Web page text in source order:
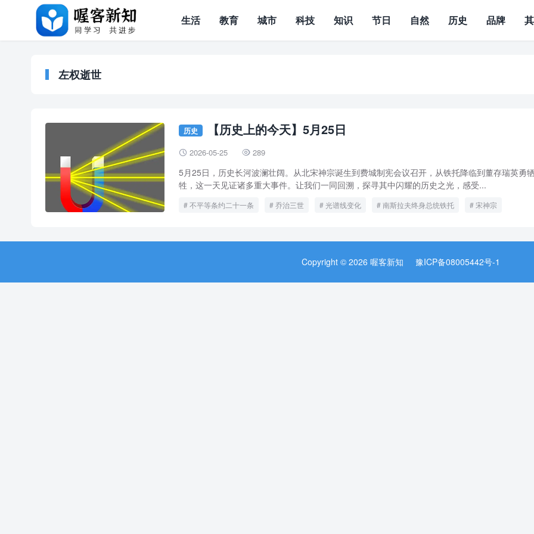
生活 教育 城市 科技 知识 节日 自然 历史 品牌
左权逝世
历史 【历史上的今天】5月25日
 2026-05-25  289
5月25日，历史长河波澜壮阔。从北宋神宗诞生到费城制宪会议召开，从铁托降临到董存瑞英勇
牲，这一天见证诸多重大事件。让我们一同回溯，探寻其中闪耀的历史之光，感受...
不平等条约二十一条 乔治三世 光谱线变化 南斯拉夫终身总统铁托
宋神宗
Copyright © 2026 喔客新知 豫ICP备08005442号-1